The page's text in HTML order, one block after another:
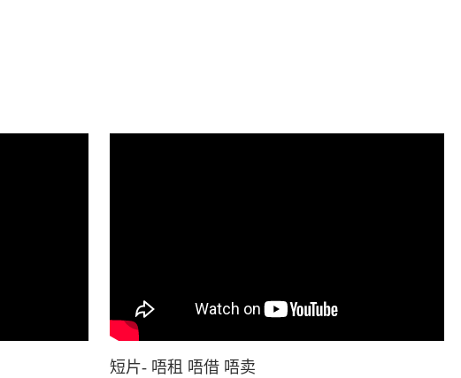
短片- 唔租 唔借 唔卖